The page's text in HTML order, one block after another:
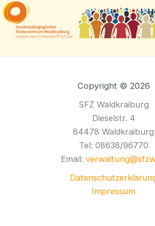
Copyright © 2026
SFZ Waldkraiburg
Dieselstr. 4
84478 Waldkraiburg
Tel: 08638/96770
Email:
Impressum